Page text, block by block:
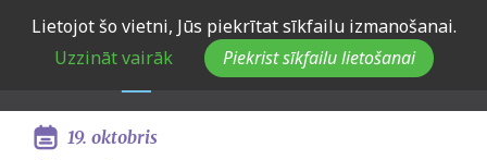
Lietojot šo vietni, Jūs piekrītat sīkfailu izmanošanai.
Uzzināt vairāk
Piekrist sīkfailu lietošanai
Domnīca “Jauniešu skaita
samazināšanās”
19. oktobris